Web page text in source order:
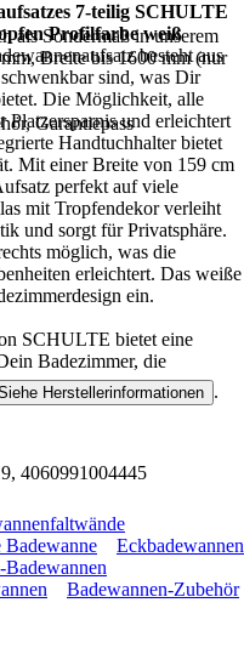
als Sondermaß in unserem
Breite bis 1600 mm (nur
Garantiepass
4060991004445
7-teilig SCHULTE
Profilfarbe weiß
besteht aus
sind, was Dir
Die Möglichkeit, alle
und erleichtert
Handtuchhalter bietet
Mit einer Breite von 159 cm
perfekt auf viele
mit Tropfendekor verleiht
und sorgt für Privatsphäre.
möglich, was die
erleichtert. Das weiße
ein.
SCHULTE bietet eine
Badezimmer, die
Herstellerinformationen .
Badewanne
Eckbadewannen
Badewannen-Zubehör